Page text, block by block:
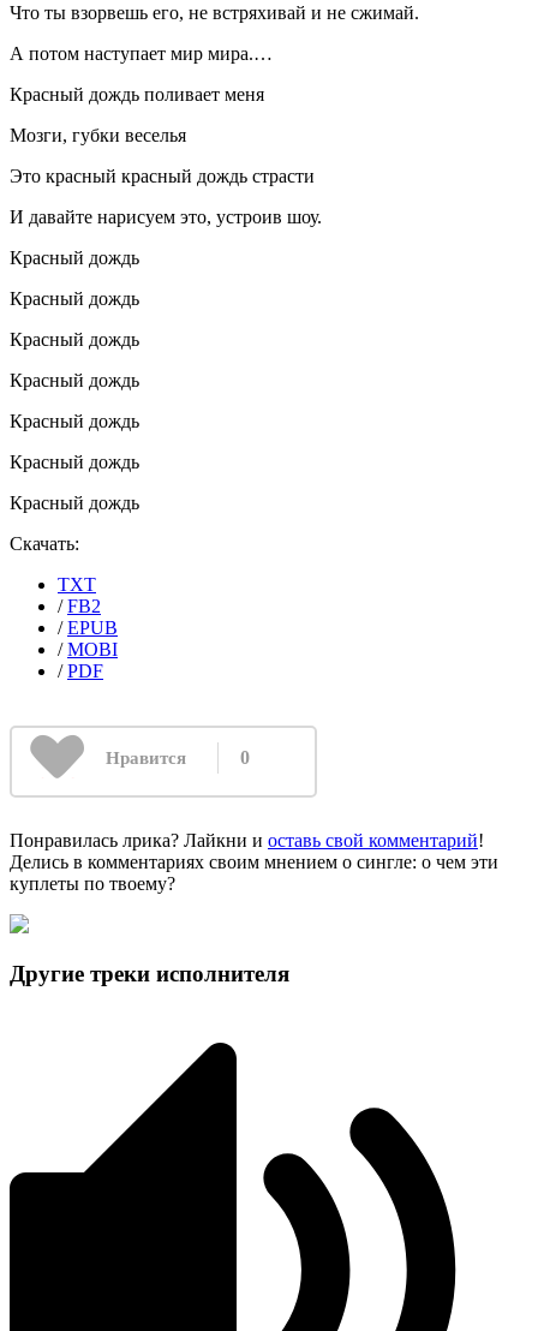
Что ты взорвешь его, не встряхивай и не сжимай.
А потом наступает мир мира.…
Красный дождь поливает меня
Мозги, губки веселья
Это красный красный дождь страсти
И давайте нарисуем это, устроив шоу.
Красный дождь
Красный дождь
Красный дождь
Красный дождь
Красный дождь
Красный дождь
Красный дождь
Скачать:
TXT
/FB2
/EPUB
/MOBI
/PDF
Нравится 0
Понравилась лрика? Лайкни и оставь свой комментарий!
Делись в комментариях своим мнением о сингле: о чем эти
куплеты по твоему?
Другие треки исполнителя